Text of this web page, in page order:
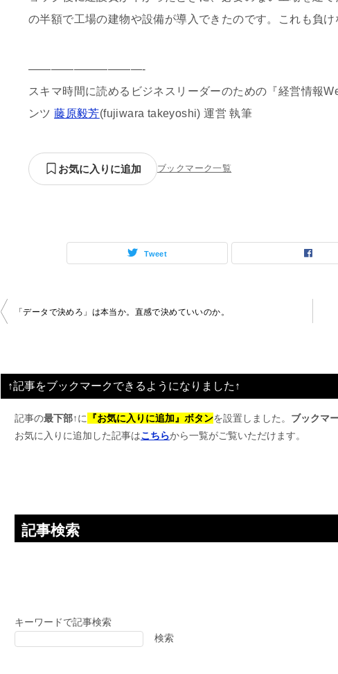
の半額で工場の建物や設備が導入できたのです。これも負
——————————-
スキマ時間に読めるビジネスリーダーのための『経営情報
ンツ藤原毅芳(fujiwara takeyoshi) 運営 執筆
お気に入りに追加 ブックマーク一覧
Tweet
投
ビ
ゲ
ー
シ
「データで決めろ」は本当か。直感で決めていいのか。
↑記事をブックマークできるようになりました↑
記事の最下部↑に 『お気に入りに追加』ボタンを設置しました。 ブックマ
お気に入りに追加した記事はこちらから一覧がご覧いただけます。
記事検索
キーワードで記事検索
検索